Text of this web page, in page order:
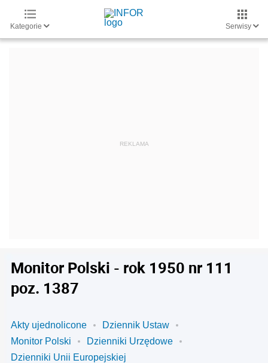
Kategorie Serwisy
Monitor Polski - rok 1950 nr 111
poz. 1387
Akty ujednolicone
Dziennik Ustaw
Monitor Polski
Dzienniki Urzędowe
Dzienniki Unii Europejskiej